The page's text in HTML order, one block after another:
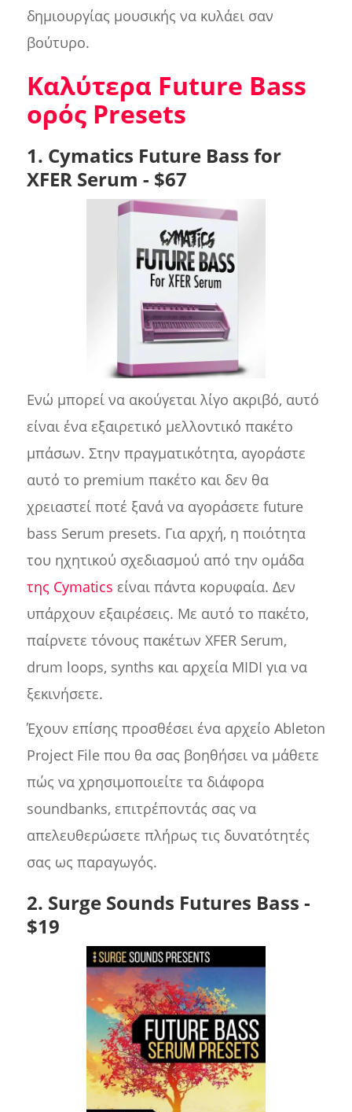
δημιουργίας μουσικής να κυλάει σαν
βούτυρο.
Καλύτερα Future Bass
ορός Presets
1. Cymatics Future Bass for
XFER Serum - $67
Ενώ μπορεί να ακούγεται λίγο ακριβό, αυτό
είναι ένα εξαιρετικό μελλοντικό πακέτο
μπάσων. Στην πραγματικότητα, αγοράστε
αυτό το premium πακέτο και δεν θα
χρειαστεί ποτέ ξανά να αγοράσετε future
bass Serum presets. Για αρχή, η ποιότητα
του ηχητικού σχεδιασμού από την ομάδα
της Cymatics είναι πάντα κορυφαία. Δεν
υπάρχουν εξαιρέσεις. Με αυτό το πακέτο,
παίρνετε τόνους πακέτων XFER Serum,
drum loops, synths και αρχεία MIDI για να
ξεκινήσετε.
Έχουν επίσης προσθέσει ένα αρχείο Ableton
Project File που θα σας βοηθήσει να μάθετε
πώς να χρησιμοποιείτε τα διάφορα
soundbanks, επιτρέποντάς σας να
απελευθερώσετε πλήρως τις δυνατότητές
σας ως παραγωγός.
2. Surge Sounds Futures Bass -
$19